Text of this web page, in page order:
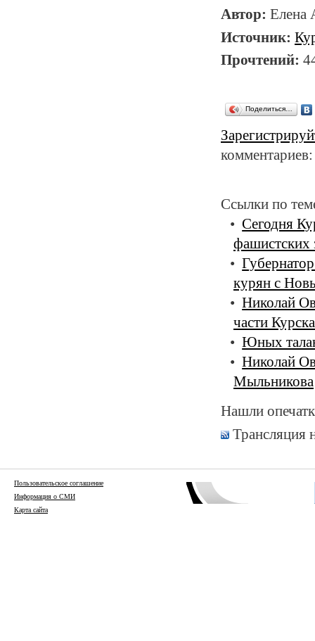
Автор:
Источник:
Прочтений:
Поделиться…
Ссылки по
Сегодня
фашистских
курян с
Николай
части Курска
Юных
Николай
Мыльникова
Нашли
Трансляция
Пользовательское соглашение
Информация о СМИ
Карта сайта